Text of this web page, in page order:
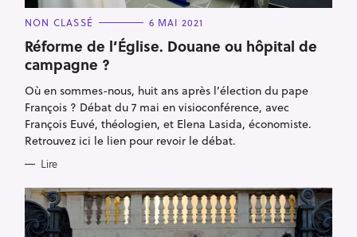
C
T
E
G
O
R
I
E
S
NON CLASSÉ 6 MAI 2021
Réforme de l’Église. Douane ou hôpital de
campagne ?
Où en sommes-nous, huit ans après l’élection du pape
François ? Débat du 7 mai en visioconférence, avec
François Euvé, théologien, et Elena Lasida, économiste.
Retrouvez ici le lien pour revoir le débat.
Lire